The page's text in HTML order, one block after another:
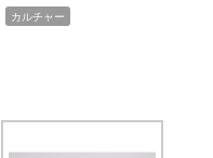
カルチャー